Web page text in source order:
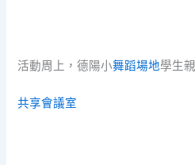
活動周上，德陽小舞蹈場地學生
共享會議室